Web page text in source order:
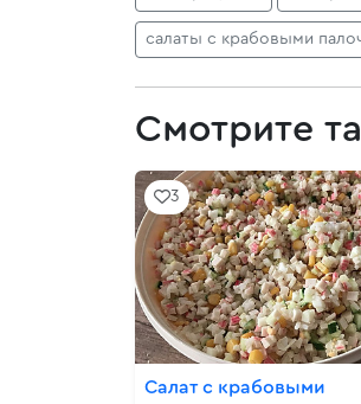
салаты с крабовыми
Смотрите
3
Салат с крабовыми